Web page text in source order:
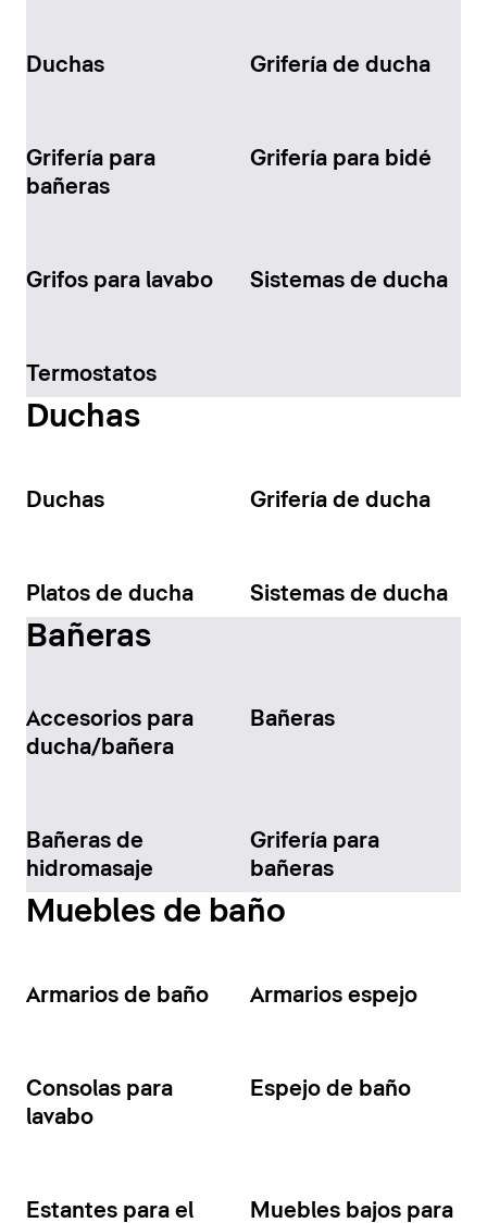
Duchas Grifería de ducha
Grifería para
bañeras
Grifería para bidé
Grifos para lavabo Sistemas de ducha
Termostatos
Duchas
Duchas Grifería de ducha
Platos de ducha Sistemas de ducha
Bañeras
Accesorios para
ducha/bañera
Bañeras
Bañeras de
hidromasaje
Grifería para
bañeras
Muebles de baño
Armarios de baño Armarios espejo
Consolas para
lavabo
Espejo de baño
Estantes para el
Muebles bajos para